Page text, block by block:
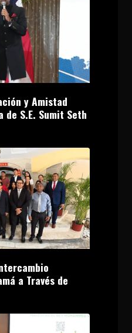
y Amistad
de S.E. Sumit Seth
a Través de